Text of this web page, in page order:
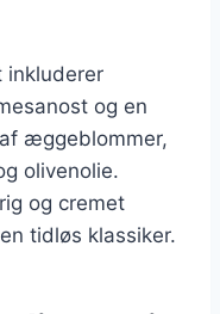
inkluderer
og en
æggeblommer,
olivenolie.
og cremet
tidløs klassiker.